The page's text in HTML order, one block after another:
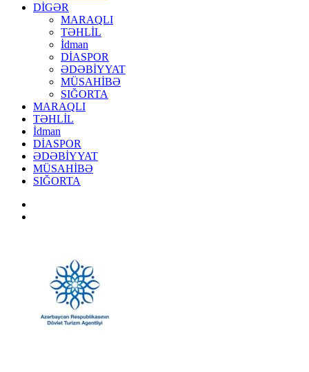
DİGƏR
MARAQLI
TƏHLİL
İdman
DİASPOR
ƏDƏBİYYAT
MÜSAHİBƏ
SIĞORTA
MARAQLI
TƏHLİL
İdman
DİASPOR
ƏDƏBİYYAT
MÜSAHİBƏ
SIĞORTA